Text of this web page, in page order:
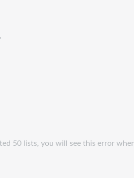
50 lists, you will see this error